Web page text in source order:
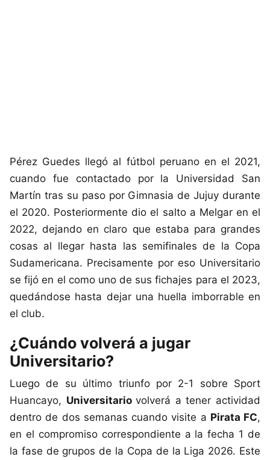
Pérez Guedes llegó al fútbol peruano en el 2021,
cuando fue contactado por la Universidad San
Martín tras su paso por Gimnasia de Jujuy durante
el 2020. Posteriormente dio el salto a Melgar en el
2022, dejando en claro que estaba para grandes
cosas al llegar hasta las semifinales de la Copa
Sudamericana. Precisamente por eso Universitario
se fijó en el como uno de sus fichajes para el 2023,
quedándose hasta dejar una huella imborrable en
el club.
¿Cuándo volverá a jugar
Universitario?
Luego de su último triunfo por 2-1 sobre Sport
Huancayo, Universitariovolverá a tener actividad
dentro de dos semanas cuando visite a Pirata FC,
en el compromiso correspondiente a la fecha 1 de
la fase de grupos de la Copa de la Liga 2026. Este